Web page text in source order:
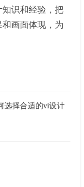
识和经验，把
画面体现，为
选择合适的vi设计